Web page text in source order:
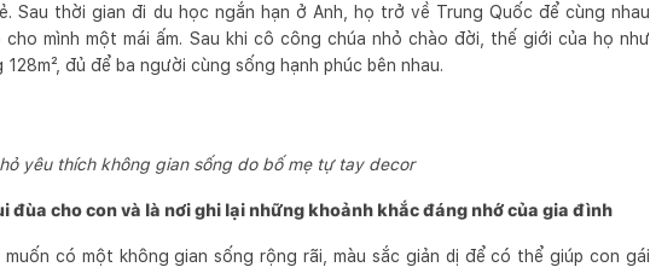
Sau thời gian đi du học ngắn hạn ở Anh, họ trở về Trung Quốc để cùng nhau
mình một mái ấm. Sau khi cô công chúa nhỏ chào đời, thế giới của họ như
đủ để ba người cùng sống hạnh phúc bên nhau.
yêu thích không gian sống do bố mẹ tự tay decor
đùa cho con và là nơi ghi lại những khoảnh khắc đáng nhớ của gia đình
có một không gian sống rộng rãi, màu sắc giản dị để có thể giúp con gái